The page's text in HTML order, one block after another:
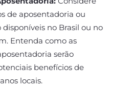
de aposentadoria ou
disponíveis no Brasil ou no
Entenda como as
serão
benefícios de
locais.